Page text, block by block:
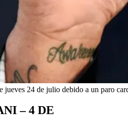
jueves 24 de julio debido a un paro
– 4 DE